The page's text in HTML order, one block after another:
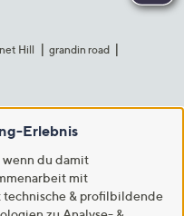
Hill
grandin road
Erlebnis
wenn du damit
mit
& profilbildende